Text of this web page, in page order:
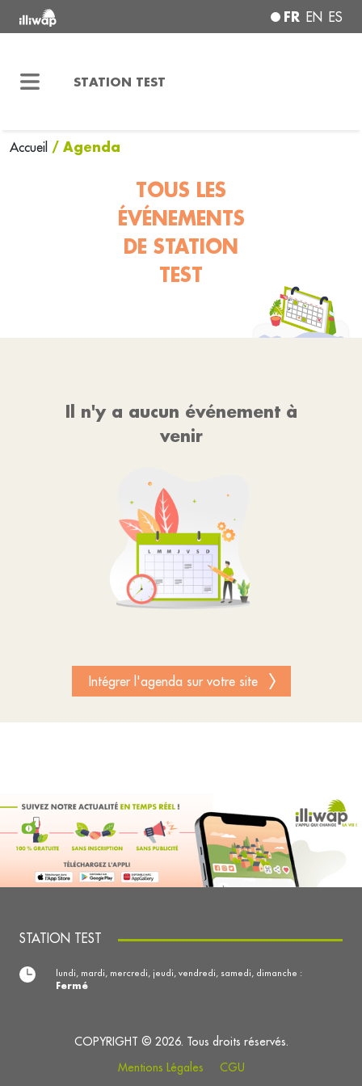
FR EN ES
STATION TEST
Accueil / Agenda
TOUS LES
ÉVÉNEMENTS
DE STATION
TEST
Il n'y a aucun événement à
venir
Intégrer l'agenda sur votre site
STATION TEST
lundi, mardi, mercredi, jeudi, vendredi, samedi, dimanche :
Fermé
COPYRIGHT © 2026. Tous droits réservés.
Mentions Légales
CGU